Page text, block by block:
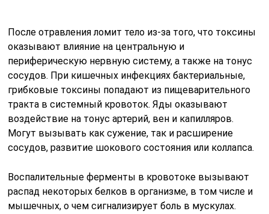
После отравления ломит тело из-за того, что токсины
оказывают влияние на центральную и
периферическую нервную систему, а также на тонус
сосудов. При кишечных инфекциях бактериальные,
грибковые токсины попадают из пищеварительного
тракта в системный кровоток. Яды оказывают
воздействие на тонус артерий, вен и капилляров.
Могут вызывать как сужение, так и расширение
сосудов, развитие шокового состояния или коллапса.
Воспалительные ферменты в кровотоке вызывают
распад некоторых белков в организме, в том числе и
мышечных, о чем сигнализирует боль в мускулах.